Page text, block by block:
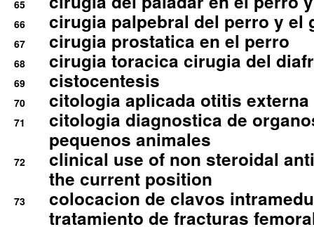
65
66 cirugia palpebral del perro y el
67 cirugia prostatica en el perro
68 cirugia toracica cirugia del
69 cistocentesis
70 citologia aplicada otitis externa
71
citologia diagnostica de
pequenos animales
72
clinical use of non steroidal
the current position
73
colocacion de clavos
tratamiento de fracturas